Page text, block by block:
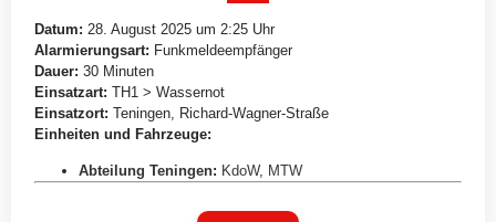
Datum: 28. August 2025 um 2:25 Uhr
Alarmierungsart: Funkmeldeempfänger
Dauer: 30 Minuten
Einsatzart: TH1 > Wassernot
Einsatzort: Teningen, Richard-Wagner-Straße
Einheiten und Fahrzeuge:
Abteilung Teningen: KdoW, MTW